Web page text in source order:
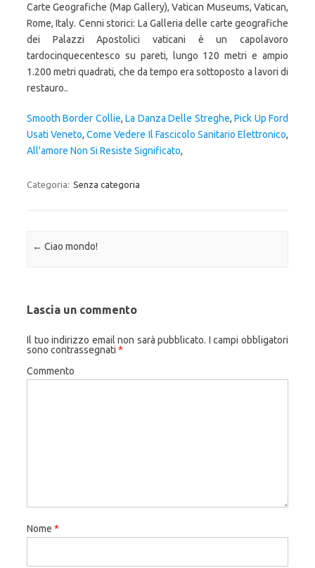
Carte Geografiche (Map Gallery), Vatican Museums, Vatican,
Rome, Italy. Cenni storici: La Galleria delle carte geografiche
dei Palazzi Apostolici vaticani è un capolavoro
tardocinquecentesco su pareti, lungo 120 metri e ampio
1.200 metri quadrati, che da tempo era sottoposto a lavori di
restauro..
Smooth Border Collie,La Danza Delle Streghe,Pick Up Ford
Usati Veneto,Come Vedere Il Fascicolo Sanitario Elettronico,
All'amore Non Si Resiste Significato,
Categoria: Senza categoria
Navigazione articolo
← Ciao mondo!
Lascia un commento
Il tuo indirizzo email non sarà pubblicato. I campi obbligatori
sono contrassegnati *
Commento
Nome *